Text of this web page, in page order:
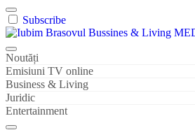
Subscribe
Iubim Brasovul Bussines & Living MEDIA
Din pasiune și dragoste pentru Brașoveni
Noutăți
Emisiuni TV online
Business & Living
Juridic
Entertainment